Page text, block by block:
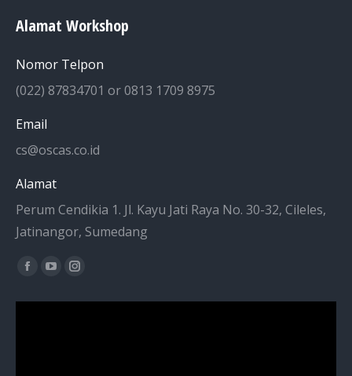
Alamat Workshop
Nomor Telpon
(022) 87834701 or 0813 1709 8975
Email
cs@oscas.co.id
Alamat
Perum Cendikia 1. Jl. Kayu Jati Raya No. 30-32, Cileles,
Jatinangor, Sumedang
Find us on:
Facebook
YouTubeInstagram